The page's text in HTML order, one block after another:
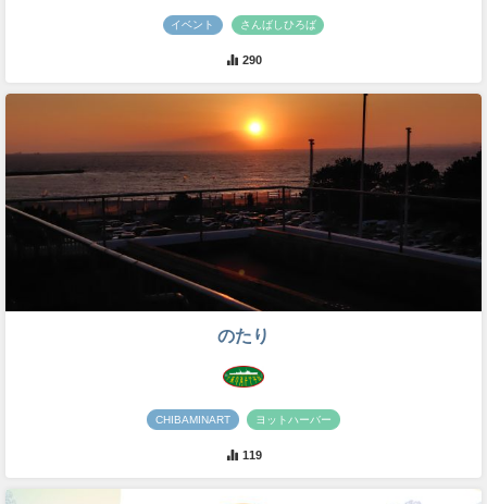
イベント さんばしひろば
290
のたり
CHIBAMINART ヨットハーバー
119